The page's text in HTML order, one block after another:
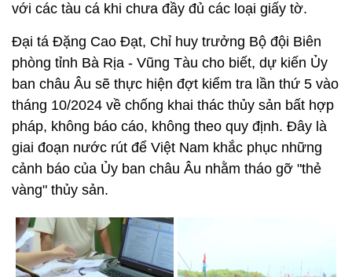
với các tàu cá khi chưa đầy đủ các loại giấy tờ.
Đại tá Đặng Cao Đạt, Chỉ huy trưởng Bộ đội Biên
phòng tỉnh Bà Rịa - Vũng Tàu cho biết, dự kiến Ủy
ban châu Âu sẽ thực hiện đợt kiểm tra lần thứ 5 vào
tháng 10/2024 về chống khai thác thủy sản bất hợp
pháp, không báo cáo, không theo quy định. Đây là
giai đoạn nước rút để Việt Nam khắc phục những
cảnh báo của Ủy ban châu Âu nhằm tháo gỡ "thẻ
vàng" thủy sản.